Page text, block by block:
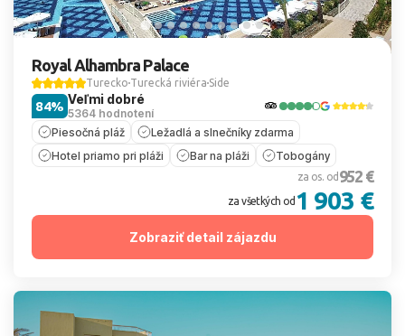
Royal Alhambra Palace
Turecko Turecká riviéra Side
Veľmi dobré
5364 hodnotení
84%
Piesočná pláž
Ležadlá a slnečníky zdarma
Hotel priamo pri pláži
Bar na pláži Tobogány
za os. od 952 €
za všetkých od 1 903 €
Zobraziť detail zájazdu